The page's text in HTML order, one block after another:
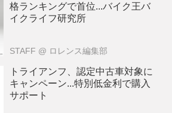
格ランキングで首位...バイク王バ
イクライフ研究所
STAFF @ ロレンス編集部
トライアンフ、認定中古車対象に
キャンペーン...特別低金利で購入
サポート